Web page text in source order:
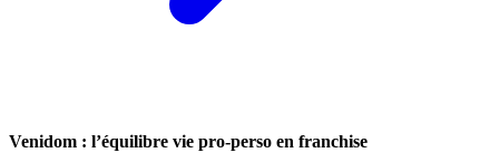
Venidom : l’équilibre vie pro-perso en franchise